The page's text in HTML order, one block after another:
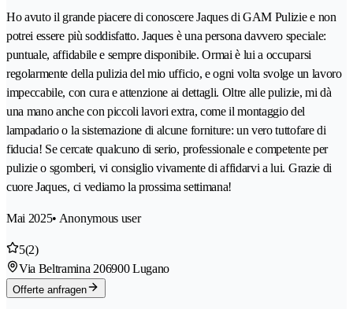
Ho avuto il grande piacere di conoscere Jaques di GAM Pulizie e non
potrei essere più soddisfatto. Jaques è una persona davvero speciale:
puntuale, affidabile e sempre disponibile. Ormai è lui a occuparsi
regolarmente della pulizia del mio ufficio, e ogni volta svolge un lavoro
impeccabile, con cura e attenzione ai dettagli. Oltre alle pulizie, mi dà
una mano anche con piccoli lavori extra, come il montaggio del
lampadario o la sistemazione di alcune forniture: un vero tuttofare di
fiducia! Se cercate qualcuno di serio, professionale e competente per
pulizie o sgomberi, vi consiglio vivamente di affidarvi a lui. Grazie di
cuore Jaques, ci vediamo la prossima settimana!
Mai 2025• Anonymous user
5(2)
Via Beltramina 206900 Lugano
Offerte anfragen